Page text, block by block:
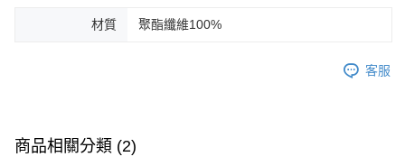
材質 聚酯纖維100%
客服
商品相關分類 (2)